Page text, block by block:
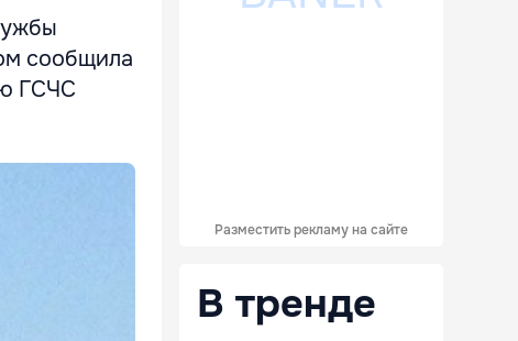
сообщила
ГСЧС
Разместить рекламу на сайте
В тренде